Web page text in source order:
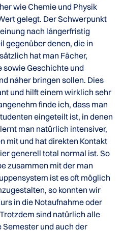
wie Chemie und Physik
gelegt. Der Schwerpunkt
nach längerfristig
gegenüber denen, die in
hat man Fächer,
Geschichte und
näher bringen sollen. Dies
und hilft einem wirklich sehr
finde ich, dass man
eingeteilt ist, in denen
man natürlich intensiver,
mit und hat direkten Kontakt
generell total normal ist. So
zusammen mit der man
ist es oft möglich
so konnten wir
in die Notaufnahme oder
sind natürlich alle
Semester und auch der